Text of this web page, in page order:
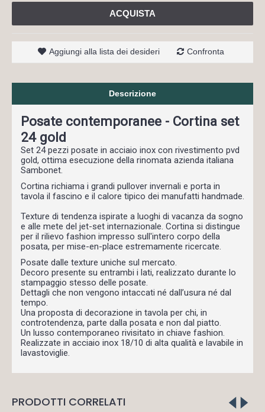
ACQUISTA
Aggiungi alla lista dei desideri Confronta
Descrizione
Posate contemporanee - Cortina set
24 gold
Set 24 pezzi posate in acciaio inox con rivestimento pvd
gold, ottima esecuzione della rinomata azienda italiana
Sambonet.
Cortina richiama i grandi pullover invernali e porta in
tavola il fascino e il calore tipico dei manufatti handmade.
Texture di tendenza ispirate a luoghi di vacanza da sogno
e alle mete del jet-set internazionale. Cortina si distingue
per il rilievo fashion impresso sull'intero corpo della
posata, per mise-en-place estremamente ricercate.
Posate dalle texture uniche sul mercato.
Decoro presente su entrambi i lati, realizzato durante lo
stampaggio stesso delle posate.
Dettagli che non vengono intaccati né dall’usura né dal
tempo.
Una proposta di decorazione in tavola per chi, in
controtendenza, parte dalla posata e non dal piatto.
Un lusso contemporaneo rivisitato in chiave fashion.
Realizzate in acciaio inox 18/10 di alta qualità e lavabile in
lavastoviglie.
PRODOTTI CORRELATI